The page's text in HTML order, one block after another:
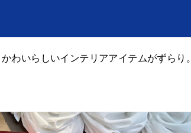
わいらしいインテリアアイテムがずらり。